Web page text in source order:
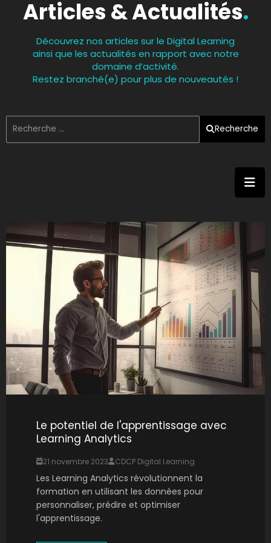
Articles & Actualités.
Découvrez nos articles sur le Digital Learning
ainsi que les actualités en rapport avec notre
domaine d’activité.
Restez branché(e) pour plus de nouveautés !
Recherche
Le potentiel de l'apprentissage avec
Learning Analytics
21 novembre 2023 CDCP Digital Learning
Les Learning Analytics révolutionnent la
formation en utilisant les données pour
personnaliser, prédire et optimiser
l'apprentissage.